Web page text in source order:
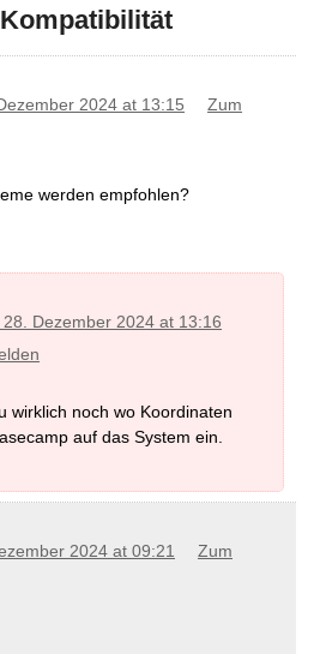
2024 at 13:15
Zum
werden empfohlen?
Dezember 2024 at 13:16
wirklich noch wo Koordinaten
auf das System ein.
2024 at 09:21
Zum